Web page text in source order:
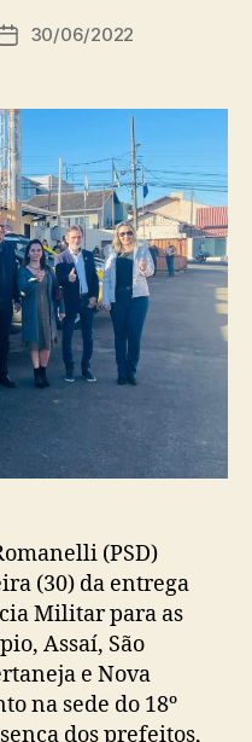
Data30/06/2022
(PSD)
(30) da entrega
Militar para as
Assaí, São
e Nova
na sede do 18º
dos prefeitos,